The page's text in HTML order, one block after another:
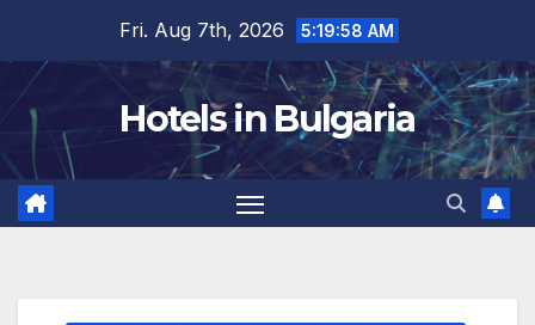
content
Fri. Aug 7th, 2026 5:19:59 AM
Hotels in Bulgaria